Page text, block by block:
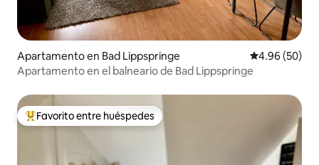
Apartamento en Bad Lippspringe Calificación
4.96 (50)
Apartamento en el balneario de Bad Lippspringe
Favorito entre huéspedes preferido
Favorito entre huéspedes